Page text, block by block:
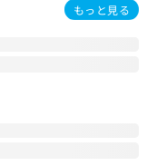
もっと見る